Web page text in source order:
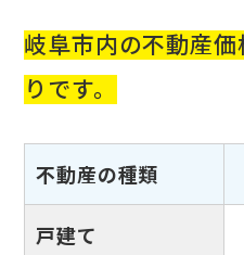
岐阜市内の不動産
りです。
不動産の種類
戸建て